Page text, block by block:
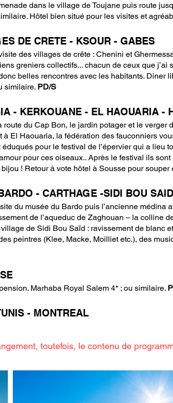
dans le village de Toujane puis route
Hôtel bien situé pour les visites et
DE CRETE - KSOUR - GABES
des villages de crête : Chenini et
greniers collectifs... chacun de ceux que
belles rencontres avec les habitants. Diner
similaire. PD/S
- KERKOUANE - EL HAOUARIA -
du Cap Bon, le jardin potager et le verger
El Haouaria, la fédération des fauconniers
pour le festival de l’épervier qui a lieu
pour ces oiseaux.. Après le festival ils
! Retour à vote hôtel à Sousse pour souper
- CARTHAGE -SIDI BOU
du musée du Bardo puis l’ancienne médina
de l’aqueduc de Zaghouan – la colline
de Sidi Bou Saïd : ravissement de blanc
peintres (Klee, Macke, Moilliet etc.), des
Marhaba Royal Salem 4* ; ou similaire.
- MONTREAL
toutefois, le contenu de